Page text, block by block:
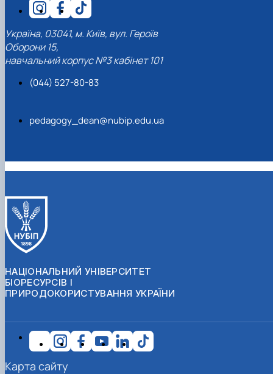
Україна, 03041, м. Київ, вул. Героїв
Оборони 15,
навчальний корпус №3 кабінет 101
(044) 527-80-83
pedagogy_dean@nubip.edu.ua
НАЦІОНАЛЬНИЙ УНІВЕРСИТЕТ
БІОРЕСУРСІВ І
ПРИРОДОКОРИСТУВАННЯ УКРАЇНИ
Карта сайту